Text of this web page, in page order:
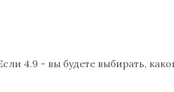
4.9 - вы будете выбирать,